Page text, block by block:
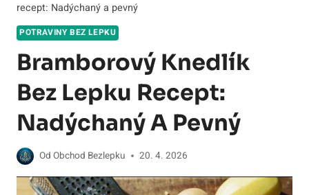
recept: Nadýchaný a pevný
POTRAVINY BEZ LEPKU
Bramborový Knedlík
Bez Lepku Recept:
Nadýchaný A Pevný
Od Obchod Bezlepku 20. 4. 2026